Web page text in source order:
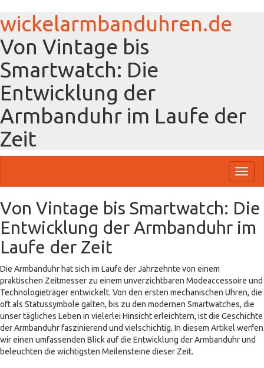
wickelarmbanduhren.de
Von Vintage bis
Smartwatch: Die
Entwicklung der
Armbanduhr im Laufe der
Zeit
Von Vintage bis Smartwatch: Die
Entwicklung der Armbanduhr im
Laufe der Zeit
Die Armbanduhr hat sich im Laufe der Jahrzehnte von einem
praktischen Zeitmesser zu einem unverzichtbaren Modeaccessoire und
Technologieträger entwickelt. Von den ersten mechanischen Uhren, die
oft als Statussymbole galten, bis zu den modernen Smartwatches, die
unser tägliches Leben in vielerlei Hinsicht erleichtern, ist die Geschichte
der Armbanduhr faszinierend und vielschichtig. In diesem Artikel werfen
wir einen umfassenden Blick auf die Entwicklung der Armbanduhr und
beleuchten die wichtigsten Meilensteine dieser Zeit.